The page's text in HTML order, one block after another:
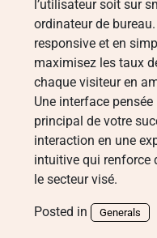
l’utilisateur soit sur
ordinateur de
responsive et en
maximisez les taux
chaque visiteur en
Une interface
principal de votre
interaction en une
intuitive qui renforce
le secteur visé.
Posted in Generals